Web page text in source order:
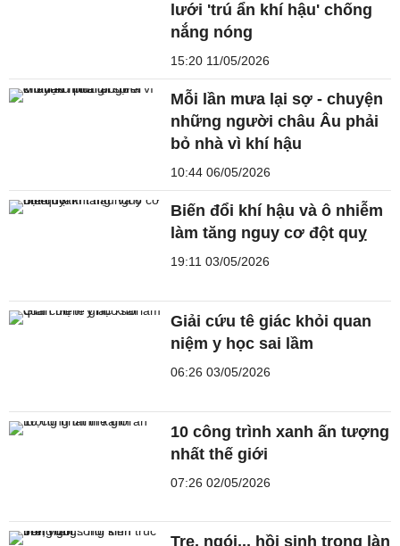
lưới 'trú ẩn khí hậu' chống
nắng nóng
15:20 11/05/2026
Mỗi lần mưa lại sợ - chuyện
những người châu Âu phải
bỏ nhà vì khí hậu
10:44 06/05/2026
Biến đổi khí hậu và ô nhiễm
làm tăng nguy cơ đột quỵ
19:11 03/05/2026
Giải cứu tê giác khỏi quan
niệm y học sai lầm
06:26 03/05/2026
10 công trình xanh ấn tượng
nhất thế giới
07:26 02/05/2026
Tre, ngói... hồi sinh trong làn